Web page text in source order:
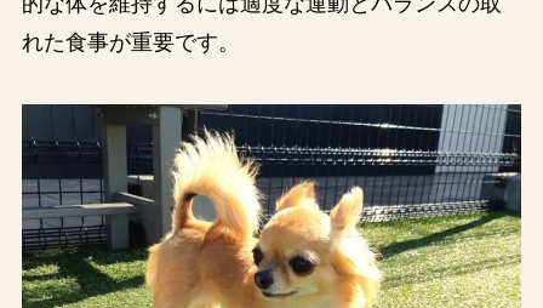
れた食事が重要です。